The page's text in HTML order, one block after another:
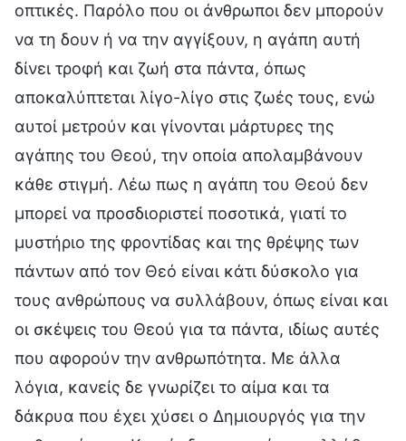
οπτικές. Παρόλο που οι άνθρωποι δεν μπορούν
να τη δουν ή να την αγγίξουν, η αγάπη αυτή
δίνει τροφή και ζωή στα πάντα, όπως
αποκαλύπτεται λίγο-λίγο στις ζωές τους, ενώ
αυτοί μετρούν και γίνονται μάρτυρες της
αγάπης του Θεού, την οποία απολαμβάνουν
κάθε στιγμή. Λέω πως η αγάπη του Θεού δεν
μπορεί να προσδιοριστεί ποσοτικά, γιατί το
μυστήριο της φροντίδας και της θρέψης των
πάντων από τον Θεό είναι κάτι δύσκολο για
τους ανθρώπους να συλλάβουν, όπως είναι και
οι σκέψεις του Θεού για τα πάντα, ιδίως αυτές
που αφορούν την ανθρωπότητα. Με άλλα
λόγια, κανείς δε γνωρίζει το αίμα και τα
δάκρυα που έχει χύσει ο Δημιουργός για την